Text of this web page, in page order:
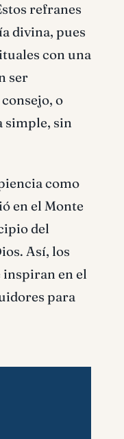
refranes
divina, pues
con una
ser
o
simple, sin
como
en el Monte
del
Así, los
inspiran en el
para